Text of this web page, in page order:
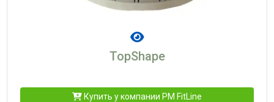
TopShape
Купить у компании PM FitLine